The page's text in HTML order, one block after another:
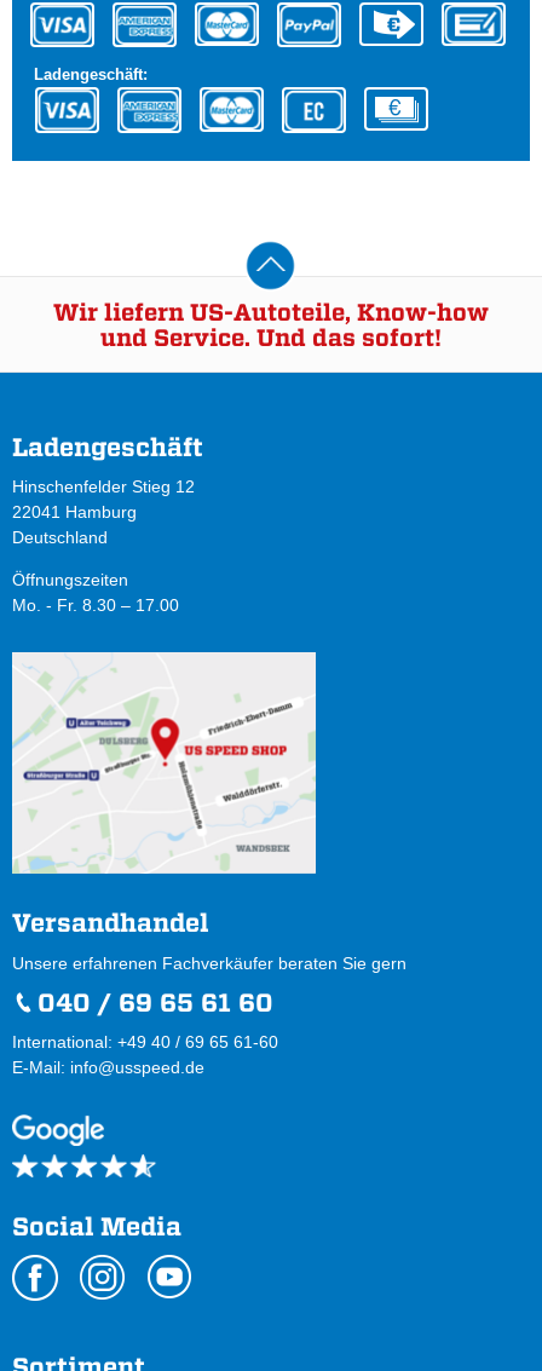
Ladengeschäft:
Wir liefern US-Autoteile, Know-how
und Service. Und das sofort!
Ladengeschäft
Hinschenfelder Stieg 12
22041 Hamburg
Deutschland
Öffnungszeiten
Mo. - Fr. 8.30 – 17.00
Versandhandel
Unsere erfahrenen Fachverkäufer beraten Sie gern
040 / 69 65 61 60
International: +49 40 / 69 65 61-60
E-Mail: info@usspeed.de
Social Media